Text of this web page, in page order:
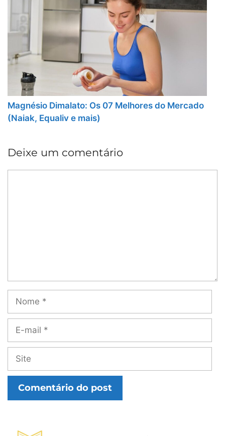
Magnésio Dimalato: Os 07 Melhores do Mercado
(Naiak, Equaliv e mais)
Deixe um comentário
Nome
Site